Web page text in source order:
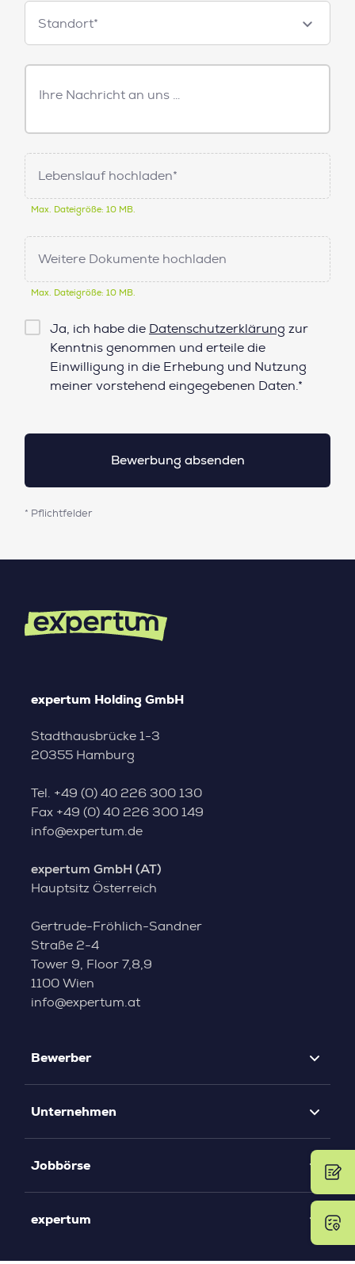
Standorte
Standort*
Freitext
Nachricht
Lebenslauf hochladen*
Max. Dateigröße: 10 MB.
Weitere Dokumente hochladen
Max. Dateigröße: 10 MB.
Checkbox
Datenschutz*
Ja, ich habe die Datenschutzerklärung zur
Kenntnis genommen und erteile die
Einwilligung in die Erhebung und Nutzung
meiner vorstehend eingegebenen Daten.*
* Pflichtfelder
expertum Holding GmbH
Stadthausbrücke 1-3
20355 Hamburg
Tel. +49 (0) 40 226 300 130
Fax +49 (0) 40 226 300 149
info@expertum.de
expertum GmbH (AT)
Hauptsitz Österreich
Gertrude-Fröhlich-Sandner
Straße 2-4
Tower 9, Floor 7,8,9
1100 Wien
info@expertum.at
Bewerber
Unternehmen
Jobbörse
expertum